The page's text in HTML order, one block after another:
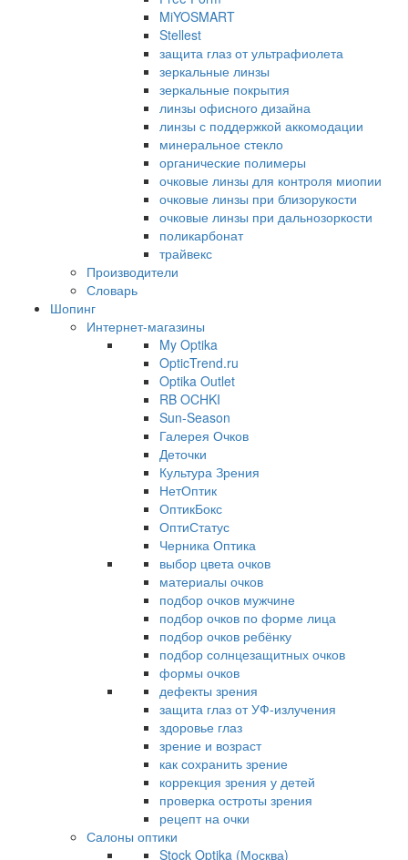
MiYOSMART
Stellest
защита глаз от ультрафиолета
зеркальные линзы
зеркальные покрытия
линзы офисного дизайна
линзы с поддержкой аккомодации
минеральное стекло
органические полимеры
очковые линзы для контроля миопии
очковые линзы при близорукости
очковые линзы при дальнозоркости
поликарбонат
трайвекс
Производители
Словарь
Шопинг
Интернет-магазины
My Optika
OpticTrend.ru
Optika Outlet
RB OCHKI
Sun-Season
Галерея Очков
Деточки
Культура Зрения
НетОптик
ОптикБокс
ОптиСтатус
Черника Оптика
выбор цвета очков
материалы очков
подбор очков мужчине
подбор очков по форме лица
подбор очков ребёнку
подбор солнцезащитных очков
формы очков
дефекты зрения
защита глаз от УФ-излучения
здоровье глаз
зрение и возраст
как сохранить зрение
коррекция зрения у детей
проверка остроты зрения
рецепт на очки
Салоны оптики
Stock Optika (Москва)